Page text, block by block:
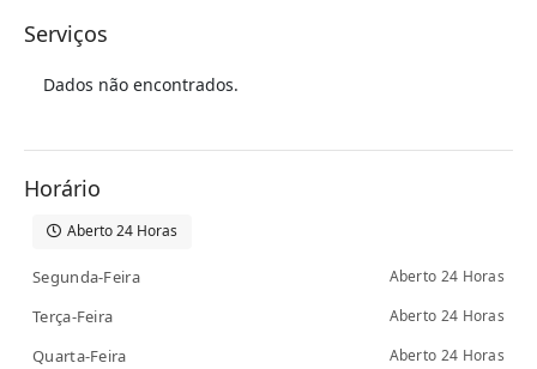
Serviços
Dados não encontrados.
Horário
Aberto 24 Horas
Segunda-Feira Aberto 24 Horas
Terça-Feira Aberto 24 Horas
Quarta-Feira Aberto 24 Horas